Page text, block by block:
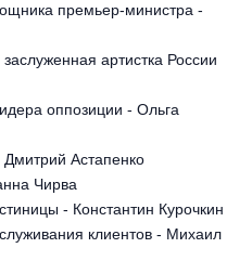
песня
премьер-министра -
артистка России
оппозиции - Ольга
Астапенко
Чирва
- Константин Курочкин
клиентов - Михаил